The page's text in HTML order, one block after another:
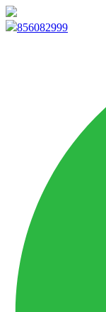
856082999